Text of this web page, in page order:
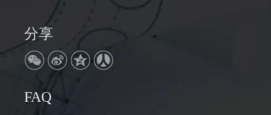
分享
FAQ
A浙江省丽水市松阳县瑞阳大道306号